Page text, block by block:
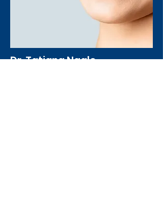
Dr. Tatjana Nagle